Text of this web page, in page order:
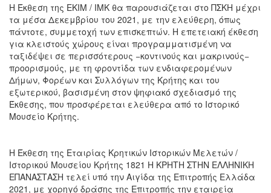
Η Έκθεση της ΕΚΙΜ / ΙΜΚ θα παρουσιάζεται στο ΠΣΚΗ μέχρι
τα μέσα Δεκεμβρίου του 2021, με την ελεύθερη, όπως
πάντοτε, συμμετοχή των επισκεπτών. Η επετειακή έκθεση
για κλειστούς χώρους είναι προγραμματισμένη να
ταξιδέψει σε περισσότερους −κοντινούς και μακρινούς−
προορισμούς, με τη φροντίδα των ενδιαφερομένων
Δήμων, Φορέων και Συλλόγων της Κρήτης και του
εξωτερικού, βασισμένη στον ψηφιακό σχεδιασμό της
Έκθεσης, που προσφέρεται ελεύθερα από το Ιστορικό
Μουσείο Κρήτης.
Η Έκθεση της Εταιρίας Κρητικών Ιστορικών Μελετών /
Ιστορικού Μουσείου Κρήτης 1821 Η ΚΡΗΤΗ ΣΤΗΝ ΕΛΛΗΝΙΚΗ
ΕΠΑΝΑΣΤΑΣΗ τελεί υπό την Αιγίδα της Επιτροπής Ελλάδα
2021, με χορηγό δράσης της Επιτροπής την εταιρεία